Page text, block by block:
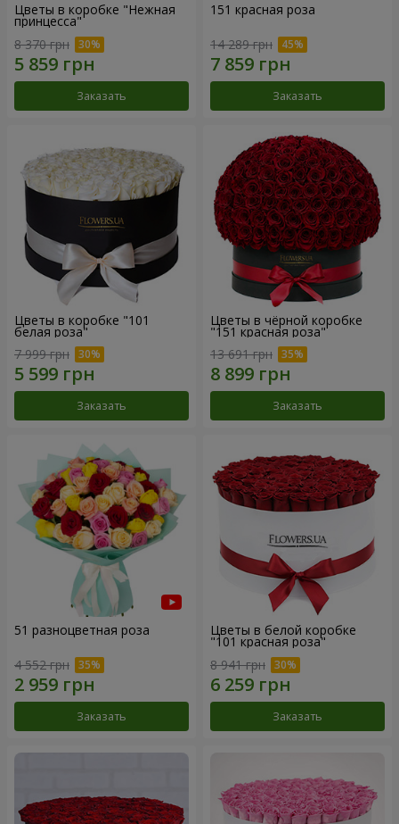
Цветы в коробке "Нежная
принцесса"
8 370 грн
Заказать
151 красная роза
14 289 грн
Заказать
Цветы в коробке "101
белая роза"
7 999 грн
Заказать
Цветы в чёрной коробке
"151 красная роза"
13 691 грн
Заказать
51 разноцветная роза
4 552 грн
Заказать
Цветы в белой коробке
"101 красная роза"
8 941 грн
Заказать